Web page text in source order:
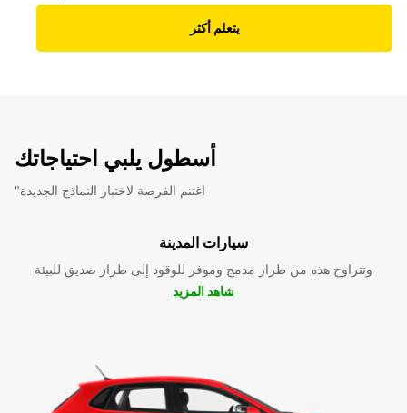
يتعلم أكثر
أسطول يلبي احتياجاتك
"اغتنم الفرصة لاختبار النماذج الجديدة
سيارات المدينة
وتتراوح هذه من طراز مدمج وموفر للوقود إلى طراز صديق للبيئة
شاهد المزيد